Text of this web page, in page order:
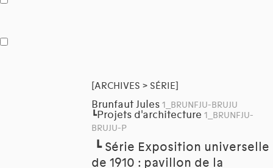
[ARCHIVES > SÉRIE]
Brunfaut Jules 1_BRUNFJU-BRUJU
┗Projets d'architecture 1_BRUNFJU-
BRUJU-P
┗ Série Exposition universelle
de 1910 : pavillon de la